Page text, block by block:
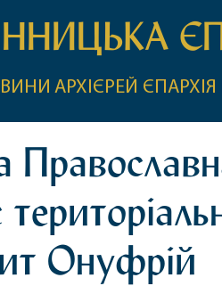
АРХІЄРЕЙ ЄПАРХІЯ
Онуфрій